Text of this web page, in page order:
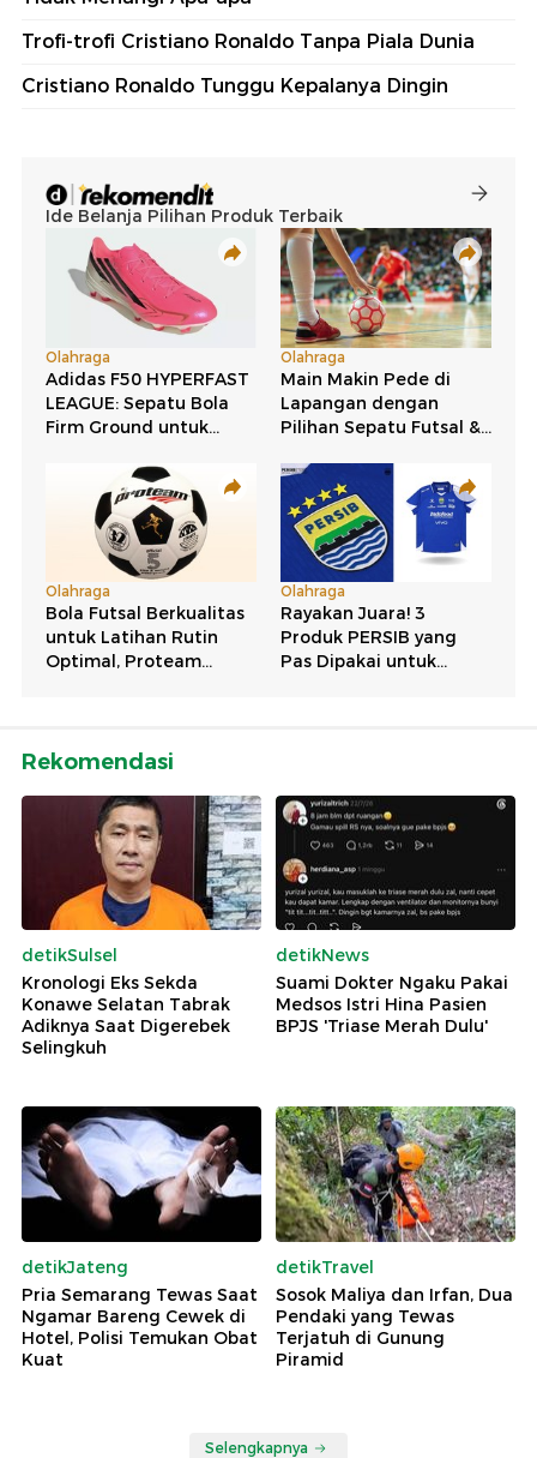
Trofi-trofi Cristiano Ronaldo Tanpa Piala Dunia
Cristiano Ronaldo Tunggu Kepalanya Dingin
Rekomendasi
detikSulsel
Kronologi Eks Sekda
Konawe Selatan Tabrak
Adiknya Saat Digerebek
Selingkuh
detikNews
Suami Dokter Ngaku Pakai
Medsos Istri Hina Pasien
BPJS 'Triase Merah Dulu'
detikJateng
Pria Semarang Tewas Saat
Ngamar Bareng Cewek di
Hotel, Polisi Temukan Obat
Kuat
detikTravel
Sosok Maliya dan Irfan, Dua
Pendaki yang Tewas
Terjatuh di Gunung
Piramid
Selengkapnya